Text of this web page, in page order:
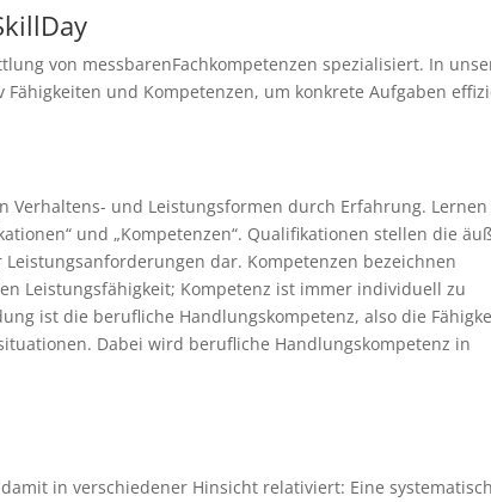
von messbarenFachkompetenzen spezialisiert. In
und Kompetenzen, um konkrete Aufgaben
Verhaltens- und Leistungsformen durch Erfahrung. Lernen
und „Kompetenzen“. Qualifikationen stellen die
dar. Kompetenzen bezeichnen
Leistungsfähigkeit; Kompetenz ist immer individuell zu
ist die berufliche Handlungskompetenz, also die
Dabei wird berufliche Handlungskompetenz in
in verschiedener Hinsicht relativiert: Eine